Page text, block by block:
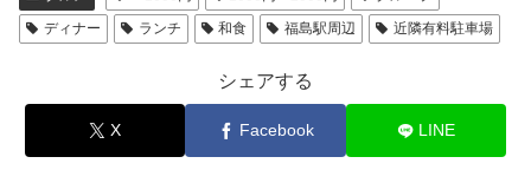
ディナー
ランチ 和食 福島駅周辺 近隣有料駐車場
シェアする
X Facebook LINE